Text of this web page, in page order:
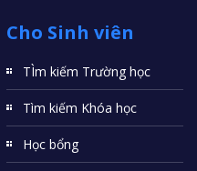
Cho Sinh viên
TÌm kiếm Trường học
Tìm kiếm Khóa học
Học bổng